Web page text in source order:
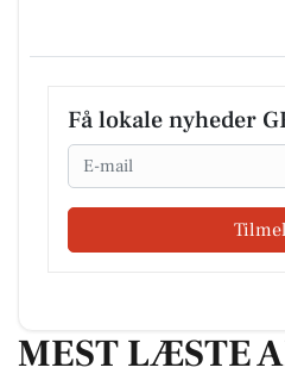
Få lokale nyheder
Email
MEST LÆSTE